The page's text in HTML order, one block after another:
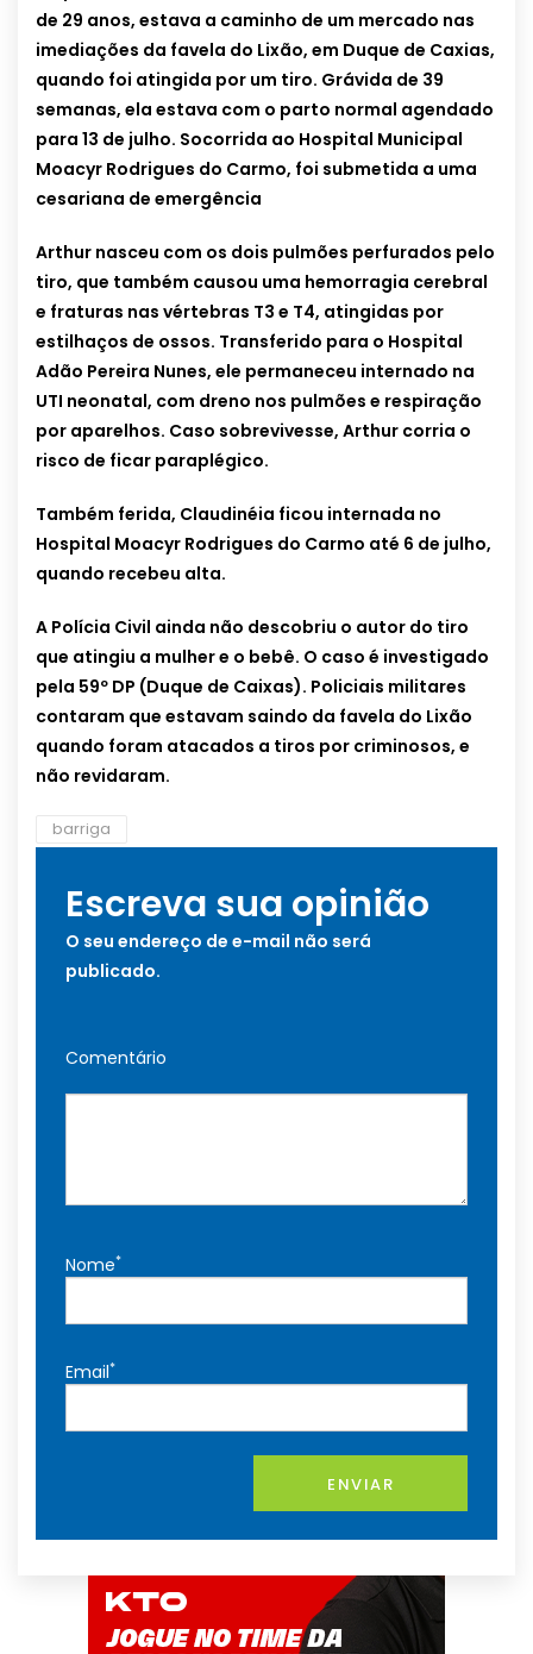
de 29 anos, estava a caminho de um mercado nas
imediações da favela do Lixão, em Duque de Caxias,
quando foi atingida por um tiro. Grávida de 39
semanas, ela estava com o parto normal agendado
para 13 de julho. Socorrida ao Hospital Municipal
Moacyr Rodrigues do Carmo, foi submetida a uma
cesariana de emergência
Arthur nasceu com os dois pulmões perfurados pelo
tiro, que também causou uma hemorragia cerebral
e fraturas nas vértebras T3 e T4, atingidas por
estilhaços de ossos. Transferido para o Hospital
Adão Pereira Nunes, ele permaneceu internado na
UTI neonatal, com dreno nos pulmões e respiração
por aparelhos. Caso sobrevivesse, Arthur corria o
risco de ficar paraplégico.
Também ferida, Claudinéia ficou internada no
Hospital Moacyr Rodrigues do Carmo até 6 de julho,
quando recebeu alta.
A Polícia Civil ainda não descobriu o autor do tiro
que atingiu a mulher e o bebê. O caso é investigado
pela 59º DP (Duque de Caixas). Policiais militares
contaram que estavam saindo da favela do Lixão
quando foram atacados a tiros por criminosos, e
não revidaram.
barriga
Escreva sua opinião
O seu endereço de e-mail não será
publicado.
Comentário
Nome*
Email*
ENVIAR